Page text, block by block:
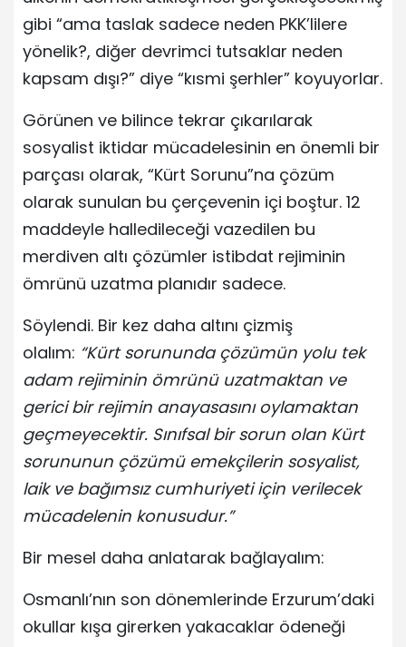
gibi “ama taslak sadece neden PKK’lilere
yönelik?, diğer devrimci tutsaklar neden
kapsam dışı?” diye “kısmi şerhler” koyuyorlar.
Görünen ve bilince tekrar çıkarılarak
sosyalist iktidar mücadelesinin en önemli bir
parçası olarak, “Kürt Sorunu”na çözüm
olarak sunulan bu çerçevenin içi boştur. 12
maddeyle halledileceği vazedilen bu
merdiven altı çözümler istibdat rejiminin
ömrünü uzatma planıdır sadece.
Söylendi. Bir kez daha altını çizmiş
olalım: “Kürt sorununda çözümün yolu tek
adam rejiminin ömrünü uzatmaktan ve
gerici bir rejimin anayasasını oylamaktan
geçmeyecektir. Sınıfsal bir sorun olan Kürt
sorununun çözümü emekçilerin sosyalist,
laik ve bağımsız cumhuriyeti için verilecek
mücadelenin konusudur.”
Bir mesel daha anlatarak bağlayalım:
Osmanlı’nın son dönemlerinde Erzurum’daki
okullar kışa girerken yakacaklar ödeneği